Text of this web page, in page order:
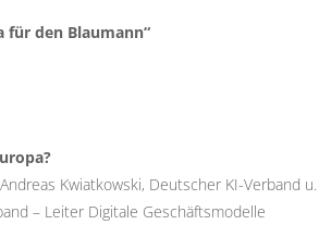
für den Blaumann“
Kwiatkowski, Deutscher KI-Verband u.
– Leiter Digitale Geschäftsmodelle